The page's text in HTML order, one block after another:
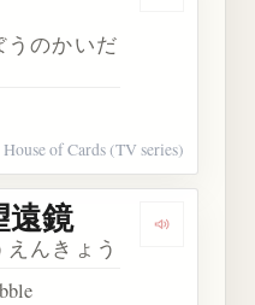
のかいだ
House of Cards (TV series)
Dengarkan
鏡
んきょう